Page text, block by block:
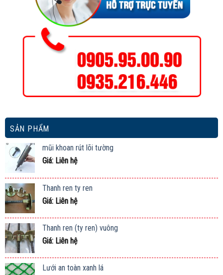
SẢN PHẨM
mũi khoan rút lõi tường
Giá: Liên hệ
Thanh ren ty ren
Giá: Liên hệ
Thanh ren (ty ren) vuông
Giá: Liên hệ
Lưới an toàn xanh lá